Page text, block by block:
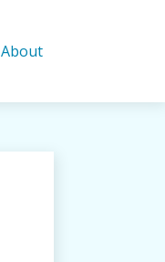
About